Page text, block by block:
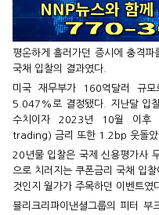
평온하게 흘러가던 증시에 충격
국채 입찰의 결과였다.
미국 재무부가 160억달러 규
5.047%로 결정됐다. 지난달 입
수치이자 2023년 10월 이후
trading) 금리 또한 1.2bp 웃돌았
20년물 입찰은 국제 신용평가사
으로 치러지는 쿠폰금리 국채 입
것인지 월가가 주목하던 이벤트였
블리크리파이낸셜그룹의 피터